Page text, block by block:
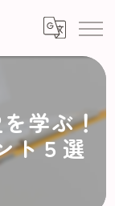
学ぶ！
ト５選